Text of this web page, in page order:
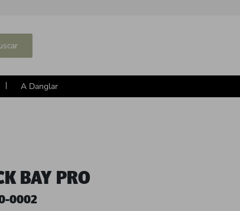
A Danglar
BAY PRO
0002